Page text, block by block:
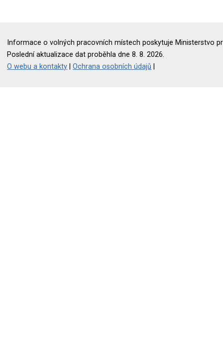
Informace o volných pracovních místech poskytuje Ministerstvo
Poslední aktualizace dat proběhla dne 8. 8. 2026.
O webu a kontakty |Ochrana osobních údajů